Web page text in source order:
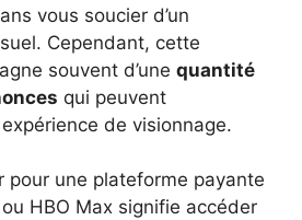
vous soucier d’un
Cependant, cette
souvent d’une quantité
qui peuvent
de visionnage.
pour une plateforme payante
HBO Max signifie accéder